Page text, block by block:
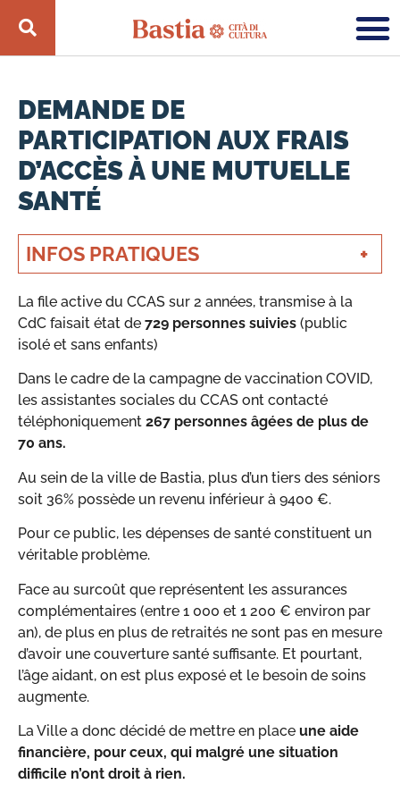
INFOS PRATIQUES
DEMANDE DE
PARTICIPATION AUX FRAIS
D’ACCÈS À UNE MUTUELLE
SANTÉ
La file active du CCAS sur 2 années, transmise à la
CdC faisait état de 729 personnes suivies (public
isolé et sans enfants)
Dans le cadre de la campagne de vaccination COVID,
les assistantes sociales du CCAS ont contacté
téléphoniquement 267 personnes âgées de plus de
70 ans.
Au sein de la ville de Bastia, plus d’un tiers des séniors
soit 36% possède un revenu inférieur à 9400 €.
Pour ce public, les dépenses de santé constituent un
véritable problème.
Face au surcoût que représentent les assurances
complémentaires (entre 1 000 et 1 200 € environ par
an), de plus en plus de retraités ne sont pas en mesure
d’avoir une couverture santé suffisante. Et pourtant,
l’âge aidant, on est plus exposé et le besoin de soins
augmente.
La Ville a donc décidé de mettre en place une aide
financière, pour ceux, qui malgré une situation
difficile n’ont droit à rien.